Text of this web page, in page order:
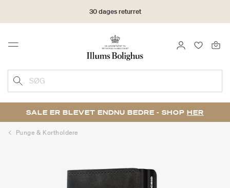
30 dages returret
Menu LOG IND
SØG
SALE ER BLEVET ENDNU BEDRE - SHOP HER
Punge & Kortholdere